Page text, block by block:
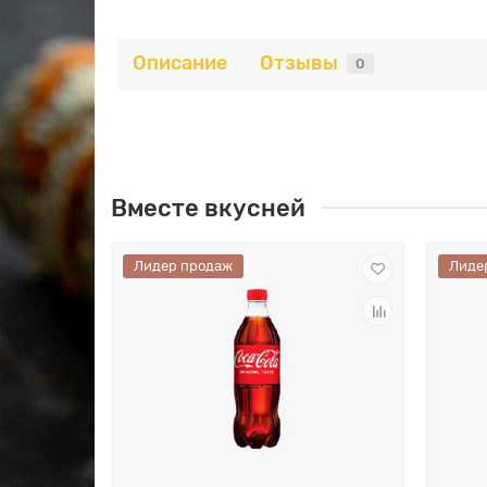
Описание Отзывы 0
Вместе вкусней
Лидер продаж